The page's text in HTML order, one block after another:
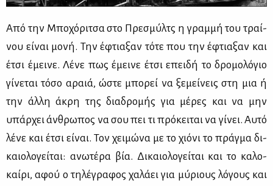
Από την Μπο­χό­ρι­τσα στο Πρε­σμύλτς η γραμ­μή του τραί­
νου εί­ναι μο­νή. Την έφτια­ξαν τό­τε που την έφτια­ξαν και
έτσι έμει­νε. Λέ­νε πως έμει­νε έτσι επει­δή το δρο­μο­λό­γιο
γί­νε­ται τό­σο αραιά, ώστε μπο­ρεί να ξε­μεί­νεις στη μια ή
την άλ­λη άκρη της δια­δρο­μής για μέ­ρες και να μην
υπάρ­χει άν­θρω­πος να σου πει τι πρό­κει­ται να γί­νει. Αυ­τό
λέ­νε και έτσι εί­ναι. Τον χει­μώ­να με το χιό­νι το πράγ­μα δι­
καιο­λο­γεί­ται: ανω­τέ­ρα βία. Δι­καιο­λο­γεί­ται και το κα­λο­
καί­ρι, αφού ο τη­λέ­γρα­φος χα­λά­ει για μύ­ριους λό­γους και